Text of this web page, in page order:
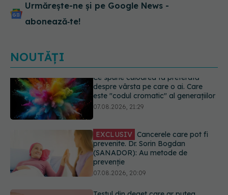
Urmărește-ne și pe Google News -
abonează‑te!
NOUTĂȚI
EXCLUSIV Cancerele care pot fi
prevenite. Dr. Sorin Bogdan
(SANADOR): Au metode de
07.08.2026, 20:09
Testul din deget care ar putea
indica riscul pentru 8 boli majore
07.08.2026, 18:34